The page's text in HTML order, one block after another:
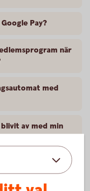
Pay?
när
med
av med min